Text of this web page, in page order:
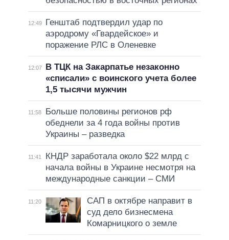
12:49
Генштаб подтвердил удар по
аэродрому «Гвардейское» и
поражение РЛС в Оленевке
12:07
В ТЦК на Закарпатье незаконно
«списали» с воинского учета более
1,5 тысячи мужчин
11:58
Больше половины регионов рф
обеднели за 4 года войны против
Украины – разведка
11:41
КНДР заработала около $22 млрд с
начала войны в Украине несмотря на
международные санкции – СМИ
11:20
САП в октябре направит в
суд дело бизнесмена
Комарницкого о земле